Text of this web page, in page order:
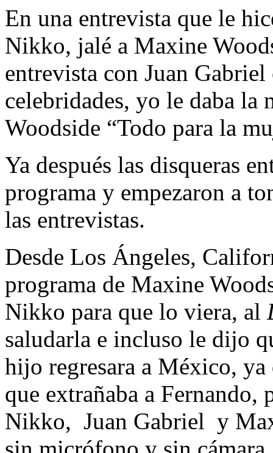
En una entrevista que le
Nikko, jalé a Maxine
entrevista con Juan
celebridades, yo le daba la
Woodside “Todo para la
Ya después las disqueras
programa y empezaron a
las entrevistas.
Desde Los Ángeles,
programa de Maxine
Nikko para que lo viera, al
saludarla e incluso le dijo
hijo regresara a México,
que extrañaba a Fernando,
Nikko, Juan Gabriel y